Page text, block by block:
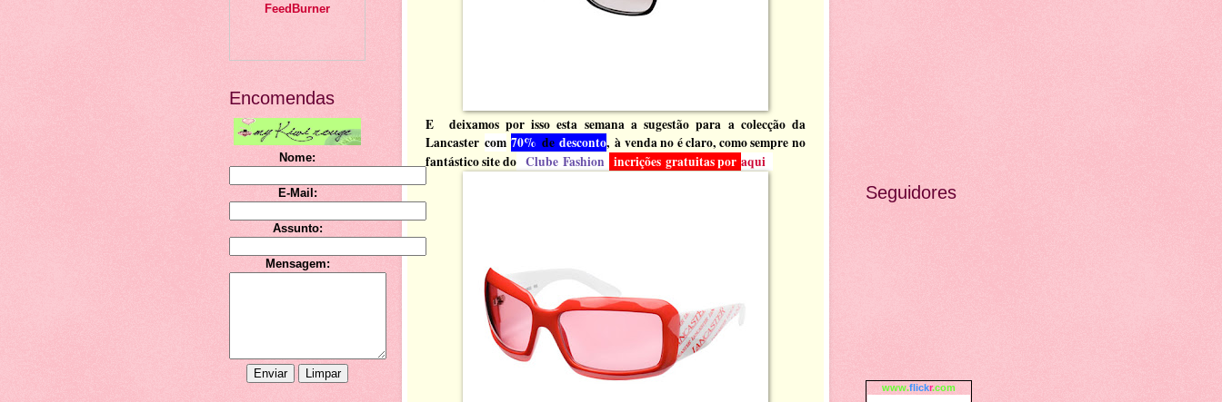
E deixamos por isso esta semana a sugestão para a colecção da
Lancaster com 70% dedesconto, à venda no é claro, como sempre no
fantástico site do Clube Fashion incrições gratuitas por aqui
FeedBurner
Encomendas
Nome:
E-Mail:
Assunto:
Mensagem:
Seguidores
www.flickr.com